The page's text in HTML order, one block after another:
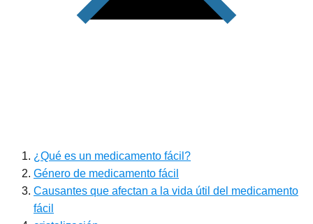
¿Qué es un medicamento fácil?
Género de medicamento fácil
Causantes que afectan a la vida útil del medicamento
fácil